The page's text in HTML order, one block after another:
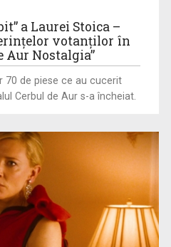
Castelului Villandry
a Laurei Stoica –
votanţilor în
Aur Nostalgia”
70 de piese ce au cucerit
Cerbul de Aur s-a încheiat.